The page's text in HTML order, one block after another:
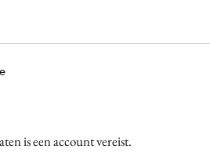
is een account vereist.